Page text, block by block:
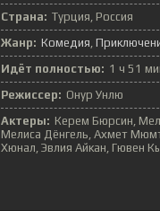
Страна: Турция, Россия
Жанр: Комедия
Идёт полностью: 1 ч 51
Режиссер: Онур Унлю
Актеры: Керем Бюрсин,
Мелиса Дёнгель, Ахмет
Хюнал, Эвлия Айкан, Гювен